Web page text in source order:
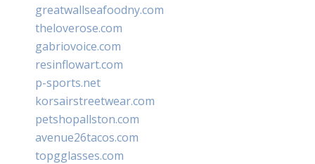
greatwallseafoodny.com
theloverose.com
gabriovoice.com
resinflowart.com
p-sports.net
korsairstreetwear.com
petshopallston.com
avenue26tacos.com
topgglasses.com